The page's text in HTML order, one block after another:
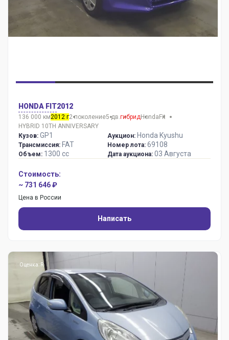
HONDA FIT2012
136 000 км2012 г2 поколение5 дв.гибридHonda Fit
HYBRID 10TH ANNIVERSARY
Кузов: GP1
Трансмиссия: FAT
Объем: 1300 сс
Аукцион: Honda Kyushu
Номер лота: 69108
Дата аукциона: 03 Августа
Стоимость:
~ 731 646 ₽
Цена в России
Написать
Оценка: R